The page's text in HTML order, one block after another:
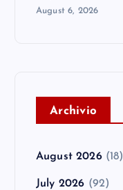
August 6, 2026
Archivio
August 2026(18)
July 2026 (92)